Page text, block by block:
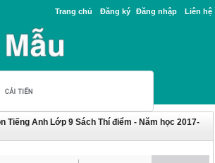
Trang chủ Đăng ký Đăng nhập Liên hệ
Tiếng Anh Lớp 9 Sách Thí điểm - Năm học 2017-